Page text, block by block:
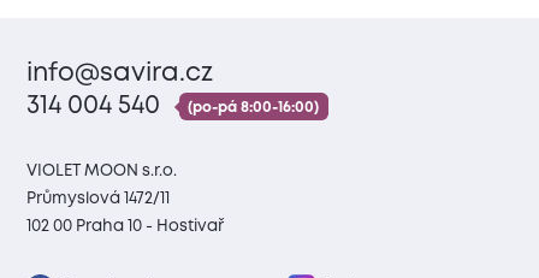
info@savira.cz
314 004 540
(po-pá 8:00-16:00)
VIOLET MOON s.r.o.
Průmyslová 1472/11
102 00 Praha 10 - Hostivař